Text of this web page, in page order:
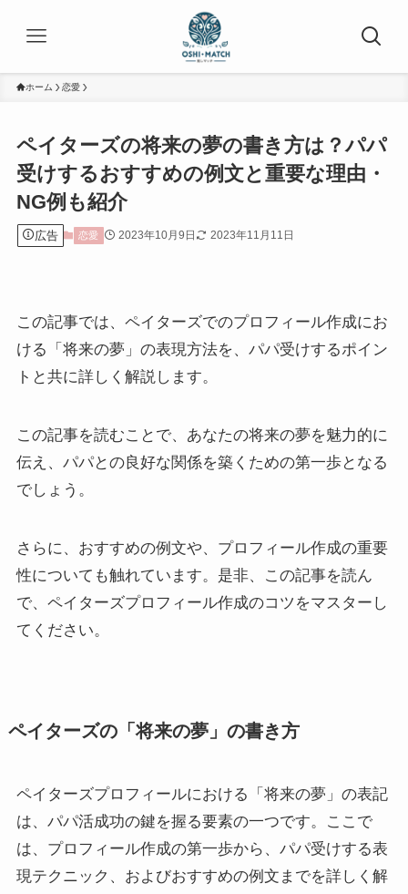
ホーム 恋愛
ペイターズの将来の夢の書き方は？パパ
受けするおすすめの例文と重要な理由・
NG例も紹介
広告 恋愛 2023年10月9日 2023年11月11日
この記事では、ペイターズでのプロフィール作成にお
ける「将来の夢」の表現方法を、パパ受けするポイン
トと共に詳しく解説します。
この記事を読むことで、あなたの将来の夢を魅力的に
伝え、パパとの良好な関係を築くための第一歩となる
でしょう。
さらに、おすすめの例文や、プロフィール作成の重要
性についても触れています。是非、この記事を読ん
で、ペイターズプロフィール作成のコツをマスターし
てください。
ペイターズの「将来の夢」の書き方
ペイターズプロフィールにおける「将来の夢」の表記
は、パパ活成功の鍵を握る要素の一つです。ここで
は、プロフィール作成の第一歩から、パパ受けする表
現テクニック、およびおすすめの例文までを詳しく解